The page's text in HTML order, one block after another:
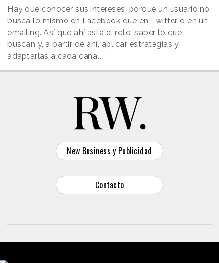
Hay que conocer sus intereses, porque un usuario no
busca lo mismo en Facebook que en Twitter o en un
emailing. Así que ahí está el reto: saber lo que
buscan y, a partir de ahí, aplicar estrategias y
adaptarlas a cada canal.
New Business y Publicidad
Contacto